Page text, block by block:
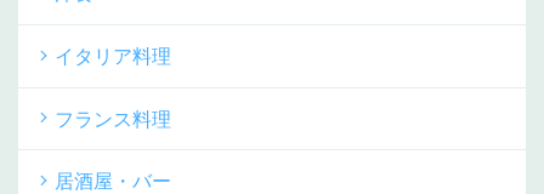
イタリア料理
フランス料理
居酒屋・バー